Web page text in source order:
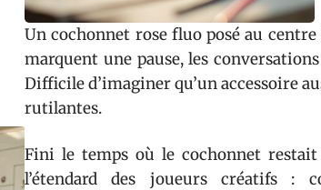
Un cochonnet rose fluo posé au
marquent une pause, les
Difficile d’imaginer qu’un accessoire
rutilantes.
Fini le temps où le cochonnet
l’étendard des joueurs créatifs :